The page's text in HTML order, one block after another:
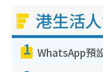
港生活
1